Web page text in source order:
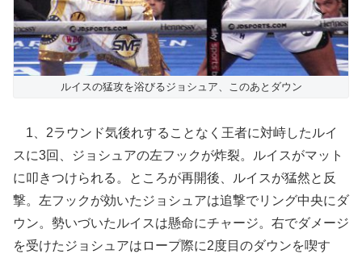
ルイスの猛攻を浴びるジョシュア、このあとダウン
1、2ラウンド気後れすることなく王者に対峙したルイ
スに3回、ジョシュアの左フックが炸裂。ルイスがマット
に叩きつけられる。ところが再開後、ルイスが猛然と反
撃。左フックが効いたジョシュアは追撃でリング中央にダ
ウン。勢いづいたルイスは懸命にチャージ。右でダメージ
を受けたジョシュアはロープ際に2度目のダウンを喫す